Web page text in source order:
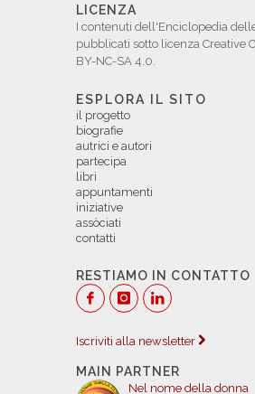
LICENZA
I contenuti dell'Enciclopedia
pubblicati sotto licenza Creative
BY-NC-SA 4.0.
ESPLORA IL SITO
il progetto
biografie
autrici e autori
partecipa
libri
appuntamenti
iniziative
assòciati
contatti
RESTIAMO IN CONTATTO
Iscriviti alla newsletter
MAIN PARTNER
Nel nome della donna